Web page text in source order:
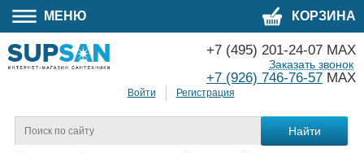
МЕНЮ КОРЗИНА
Войти Регистрация
+7 (495) 201-24-07 MAX
+7 (926) 746-76-57 MAX
Заказать звонок